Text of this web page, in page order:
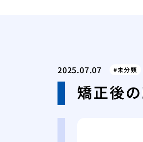
2025.07.07 未分類
矯正後